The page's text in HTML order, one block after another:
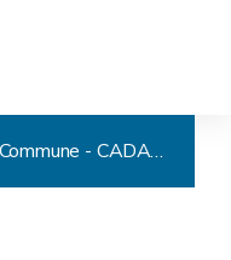
CADA – Avis n° 66 : Commune - CADAW – compétence – document établi par la police – enquête administrative fiscale – exception liée à la poursuite de faits punissables (non)